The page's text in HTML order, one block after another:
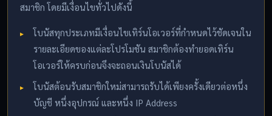
สมาชิก โดยมีเงื่อนไขทั่วไปดังนี้
โบนัสทุกประเภทมีเงื่อนไขเทิร์นโอเวอร์ที่กำหนดไว้ชัดเจนใน
รายละเอียดของแต่ละโปรโมชัน สมาชิกต้องทำยอดเทิร์น
โอเวอร์ให้ครบก่อนจึงจะถอนเงินโบนัสได้
โบนัสต้อนรับสมาชิกใหม่สามารถรับได้เพียงครั้งเดียวต่อหนึ่ง
บัญชี หนึ่งอุปกรณ์ และหนึ่ง IP Address